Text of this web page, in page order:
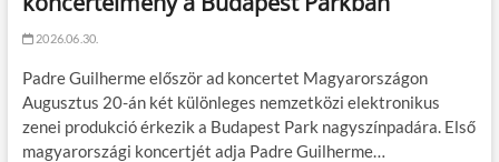
2026.06.30.
Padre Guilherme először ad koncertet Magyarországon
Augusztus 20-án két különleges nemzetközi elektronikus
zenei produkció érkezik a Budapest Park nagyszínpadára. Első
magyarországi koncertjét adja Padre Guilherme…